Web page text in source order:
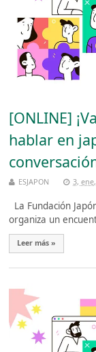
[ONLINE]
hablar en
ESJAPON 3,
La Fundación
organiza un
Leer más »